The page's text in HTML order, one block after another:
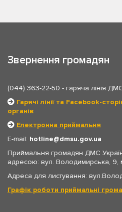
Звернення громадян
(044) 363-22-50 - гаряча лінія
Гарячі лінії та Facebook-
органів
Електронна приймальня
E-mail: hotline
dmsu.gov.ua
Приймальня громадян ДМС
адресою: вул. Володимирська, 9,
Адреса для листування:
Графік роботи приймальні